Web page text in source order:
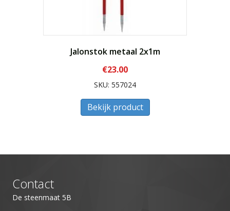
Jalonstok metaal 2x1m
€23.00
SKU: 557024
Bekijk product
Contact
De steenmaat 5B